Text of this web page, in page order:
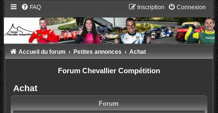
FAQ Connexion
Inscription
Accueil du forum Petites annonces Achat
Forum Chevallier Compétition
Achat
Forum